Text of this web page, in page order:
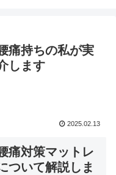
痛持ちの私が実
します
2025.02.13
痛対策マットレ
ついて解説しま